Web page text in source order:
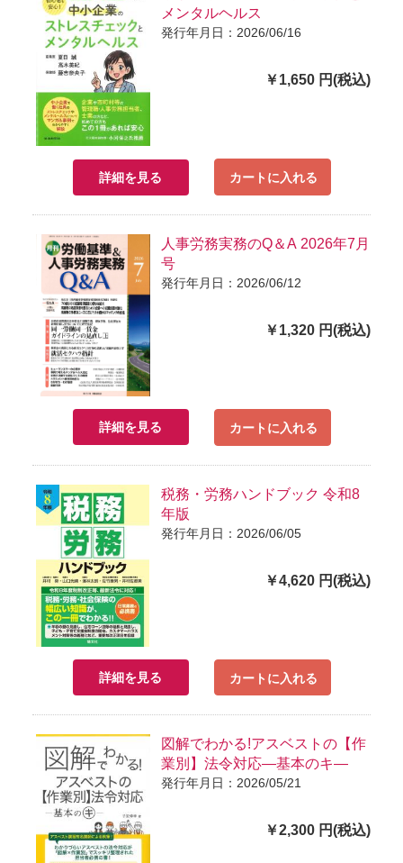
メンタルヘルス
発行年月日：2026/06/16
￥1,650 円(税込)
詳細を見る カートに入れる
人事労務実務のQ＆A 2026年7月
号
発行年月日：2026/06/12
￥1,320 円(税込)
詳細を見る カートに入れる
税務・労務ハンドブック 令和8
年版
発行年月日：2026/06/05
￥4,620 円(税込)
詳細を見る カートに入れる
図解でわかる!アスベストの【作
業別】法令対応―基本のキ―
発行年月日：2026/05/21
￥2,300 円(税込)